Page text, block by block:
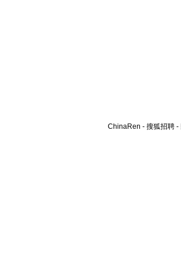
ChinaRen - 搜狐招聘 -